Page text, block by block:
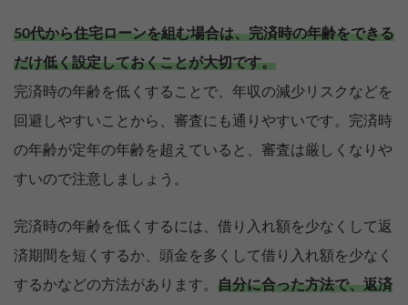
50代から住宅ローンを組む場合は、完済時の年齢をできる
だけ低く設定しておくことが大切です。
完済時の年齢を低くすることで、年収の減少リスクなどを
回避しやすいことから、審査にも通りやすいです。完済時
の年齢が定年の年齢を超えていると、審査は厳しくなりや
すいので注意しましょう。
完済時の年齢を低くするには、借り入れ額を少なくして返
済期間を短くするか、頭金を多くして借り入れ額を少なく
するかなどの方法があります。 自分に合った方法で、返済